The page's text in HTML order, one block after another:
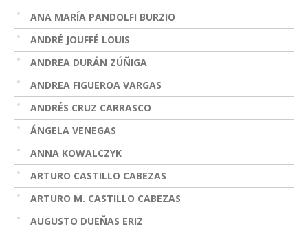
ANA MARÍA PANDOLFI BURZIO
ANDRÉ JOUFFÉ LOUIS
ANDREA DURÁN ZÚÑIGA
ANDREA FIGUEROA VARGAS
ANDRÉS CRUZ CARRASCO
ÁNGELA VENEGAS
ANNA KOWALCZYK
ARTURO CASTILLO CABEZAS
ARTURO M. CASTILLO CABEZAS
AUGUSTO DUEÑAS ERIZ